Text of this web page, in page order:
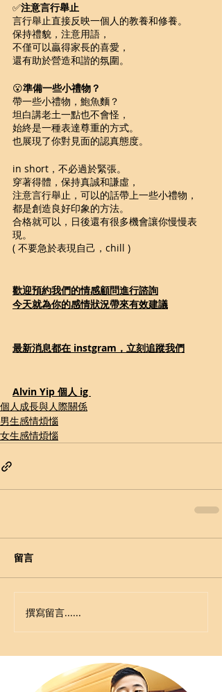
✅注意言行舉止
言行舉止直接反映一個人的教養和修養。
保持禮貌，注意用語，
不僅可以贏得家長的喜愛，
還有助於營造和諧的氛圍。
😮準備一些小禮物？
帶一些小禮物，鮑魚麵？
坦白講老土一點也不會怪，
始終是一種表達尊重的方式。
也展現了你對見面的認真態度。
in short，不必過於緊張。
穿著得體，保持真誠和謙虛，
注意言行舉止，可以的話帶上一些小禮物，
都是創造良好印象的方法。
合格就可以，日後還有很多機會讓你慢慢表
現。
( 不要急於表現自己，chill )
歡迎預約我們的情感顧問進行諮詢
今天就為你的感情狀況帶來有效建議
最新消息都在 instgram，立刻追蹤我們
Alvin Yip 個人 ig
個人成長與人際關係
男生感情煩惱
女生感情煩惱
留言
撰寫留言......